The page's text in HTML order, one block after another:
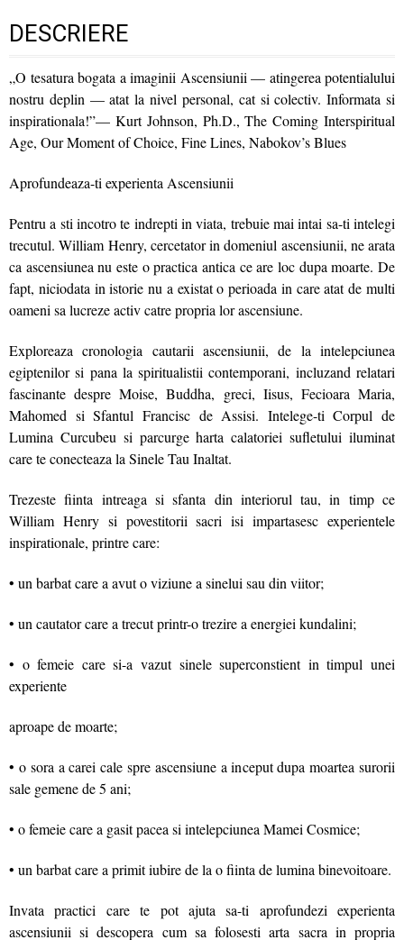
DESCRIERE
„O tesatura bogata a imaginii Ascensiunii — atingerea potentialului
nostru deplin — atat la nivel personal, cat si colectiv. Informata si
inspirationala!”— Kurt Johnson, Ph.D., The Coming Interspiritual
Age, Our Moment of Choice, Fine Lines, Nabokov’s Blues
Aprofundeaza-ti experienta Ascensiunii
Pentru a sti incotro te indrepti in viata, trebuie mai intai sa-ti intelegi
trecutul. William Henry, cercetator in domeniul ascensiunii, ne arata
ca ascensiunea nu este o practica antica ce are loc dupa moarte. De
fapt, niciodata in istorie nu a existat o perioada in care atat de multi
oameni sa lucreze activ catre propria lor ascensiune.
Exploreaza cronologia cautarii ascensiunii, de la intelepciunea
egiptenilor si pana la spiritualistii contemporani, incluzand relatari
fascinante despre Moise, Buddha, greci, Iisus, Fecioara Maria,
Mahomed si Sfantul Francisc de Assisi. Intelege-ti Corpul de
Lumina Curcubeu si parcurge harta calatoriei sufletului iluminat
care te conecteaza la Sinele Tau Inaltat.
Trezeste fiinta intreaga si sfanta din interiorul tau, in timp ce
William Henry si povestitorii sacri isi impartasesc experientele
inspirationale, printre care:
• un barbat care a avut o viziune a sinelui sau din viitor;
• un cautator care a trecut printr-o trezire a energiei kundalini;
• o femeie care si-a vazut sinele superconstient in timpul unei
experiente
aproape de moarte;
• o sora a carei cale spre ascensiune a inceput dupa moartea surorii
sale gemene de 5 ani;
• o femeie care a gasit pacea si intelepciunea Mamei Cosmice;
• un barbat care a primit iubire de la o fiinta de lumina binevoitoare.
Invata practici care te pot ajuta sa-ti aprofundezi experienta
ascensiunii si descopera cum sa folosesti arta sacra in propria